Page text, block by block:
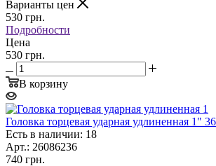
Варианты цен
530 грн.
Подробности
Цена
530 грн.
В корзину
Головка торцевая ударная удлиненная 1"
Есть в наличии: 18
Арт.: 26086236
740 грн.